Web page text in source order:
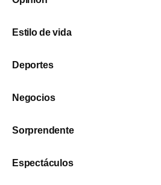
Estilo de vida
Deportes
Negocios
Sorprendente
Espectáculos